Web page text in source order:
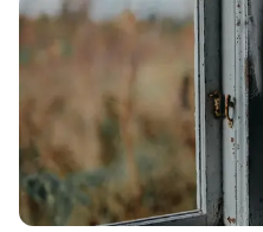
d’accélérer le projet.&nbsp;